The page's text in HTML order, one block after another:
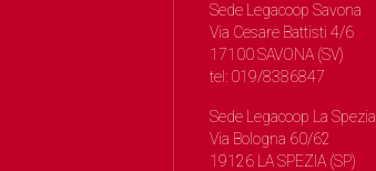
Sede Legacoop Savona
Via Cesare Battisti 4/6
17100 SAVONA (SV)
tel: 019/8386847
Sede Legacoop La Spezia
Via Bologna 60/62
19126 LA SPEZIA (SP)